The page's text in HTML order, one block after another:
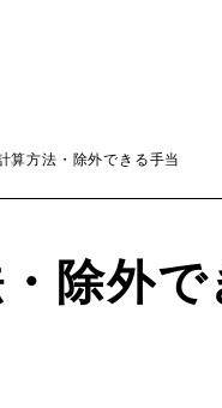
算方法・除外できる手当
除外で